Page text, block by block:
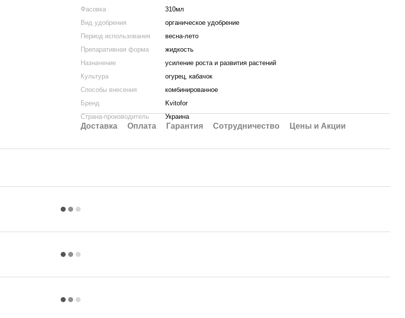
Фасовка
310мл
Вид удобрения
органическое удобрение
Период использования
весна-лето
Препаративная форма
жидкость
Назначение
усиление роста и развития растений
Культура
огурец, кабачок
Способы внесения
комбинированное
Бренд
Kvitofor
Страна-производитель
Украина
Доставка Оплата Гарантия Сотрудничество Цены и Акции